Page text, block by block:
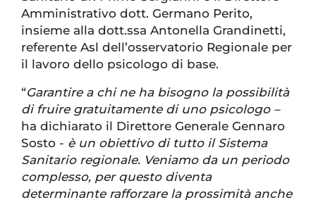
Amministrativo dott. Germano Perito,
insieme alla dott.ssa Antonella Grandinetti,
referente Asl dell’osservatorio Regionale per
il lavoro dello psicologo di base.
“Garantire a chi ne ha bisogno la possibilità
di fruire gratuitamente di uno psicologo –
ha dichiarato il Direttore Generale Gennaro
Sosto - è un obiettivo di tutto il Sistema
Sanitario regionale. Veniamo da un periodo
complesso, per questo diventa
determinante rafforzare la prossimità anche